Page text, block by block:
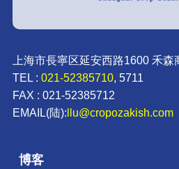
上海市長寧区延安西路1600 禾
TEL : 021-52385710, 5711
FAX : 021-52385712
EMAIL(陆):llu@cropozakish.com
博客